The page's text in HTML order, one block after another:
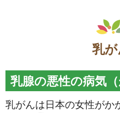
乳が
乳腺の悪性の病気（
乳がんは日本の女性がか